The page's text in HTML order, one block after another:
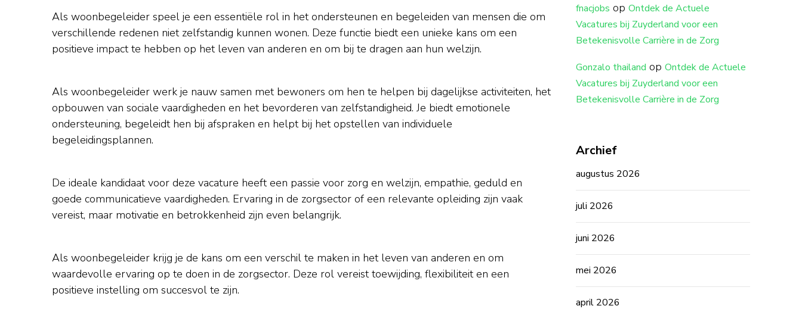
Als woonbegeleider speel je een essentiële rol in het ondersteunen en begeleiden van mensen die om
verschillende redenen niet zelfstandig kunnen wonen. Deze functie biedt een unieke kans om een
positieve impact te hebben op het leven van anderen en om bij te dragen aan hun welzijn.
Als woonbegeleider werk je nauw samen met bewoners om hen te helpen bij dagelijkse activiteiten, het
opbouwen van sociale vaardigheden en het bevorderen van zelfstandigheid. Je biedt emotionele
ondersteuning, begeleidt hen bij afspraken en helpt bij het opstellen van individuele
begeleidingsplannen.
De ideale kandidaat voor deze vacature heeft een passie voor zorg en welzijn, empathie, geduld en
goede communicatieve vaardigheden. Ervaring in de zorgsector of een relevante opleiding zijn vaak
vereist, maar motivatie en betrokkenheid zijn even belangrijk.
Als woonbegeleider krijg je de kans om een verschil te maken in het leven van anderen en om
waardevolle ervaring op te doen in de zorgsector. Deze rol vereist toewijding, flexibiliteit en een
positieve instelling om succesvol te zijn.
fnacjobs op Ontdek de Actuele
Vacatures bij Zuyderland voor een
Betekenisvolle Carrière in de Zorg
Gonzalo thailand op Ontdek de Actuele
Vacatures bij Zuyderland voor een
Betekenisvolle Carrière in de Zorg
Archief
augustus 2026
juli 2026
juni 2026
mei 2026
april 2026